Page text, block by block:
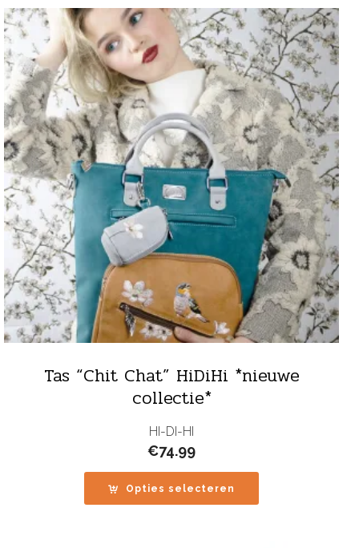
Tas “Chit Chat” HiDiHi *nieuwe
collectie*
HI-DI-HI
€74.99
Opties selecteren